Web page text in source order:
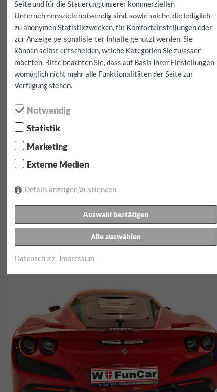
Seite und für die Steuerung unserer kommerziellen
Unternehmensziele notwendig sind, sowie solche, die lediglich
zu anonymen Statistikzwecken, für Komforteinstellungen oder
zur Anzeige personalisierter Inhalte genutzt werden. Sie
können selbst entscheiden, welche Kategorien Sie zulassen
möchten. Bitte beachten Sie, dass auf Basis Ihrer Einstellungen
womöglich nicht mehr alle Funktionalitäten der Seite zur
Verfügung stehen.
Notwendig
Statistik
Marketing
Externe Medien
Details anzeigen/ausblenden
Auswahl bestätigen
Alle auswählen
Datenschutz Impressum